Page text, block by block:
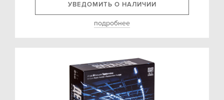
УВЕДОМИТЬ О НАЛИЧИИ
подробнее